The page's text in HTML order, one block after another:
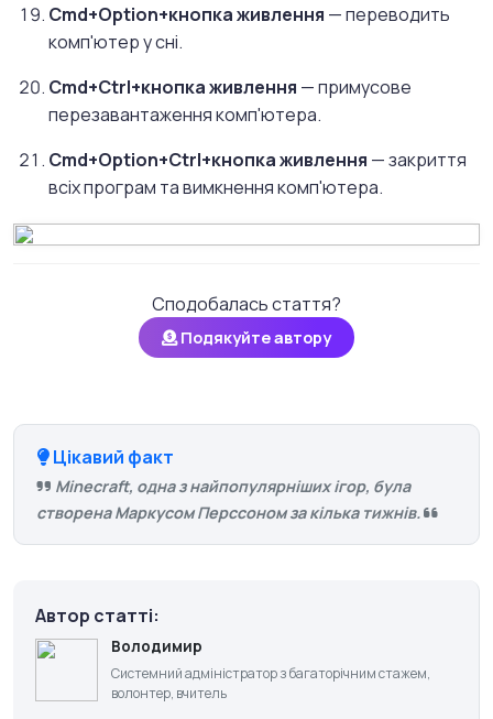
Cmd+Option+кнопка живлення — переводить
комп'ютер у сні.
Cmd+Сtrl+кнопка живлення — примусове
перезавантаження комп'ютера.
Cmd+Option+Сtrl+кнопка живлення — закриття
всіх програм та вимкнення комп'ютера.
Сподобалась стаття?
Подякуйте автору
Цікавий факт
Minecraft, одна з найпопулярніших ігор, була
створена Маркусом Перссоном за кілька тижнів.
Автор статті:
Володимир
Системний адміністратор з багаторічним стажем,
волонтер, вчитель